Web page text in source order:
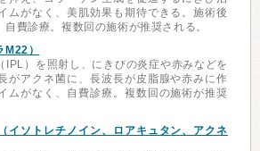
ムがなく、美肌効果も期待できる。施術後
費診療。複数回の施術が推奨される。
）
IPL）を照射し、にきびの炎症や赤みなどを
がアクネ菌に、長波長が皮脂腺や赤みに作
ムがなく、自費診療。複数回の施術が推奨
イソトレチノイン、ロアキュタン、アクネ